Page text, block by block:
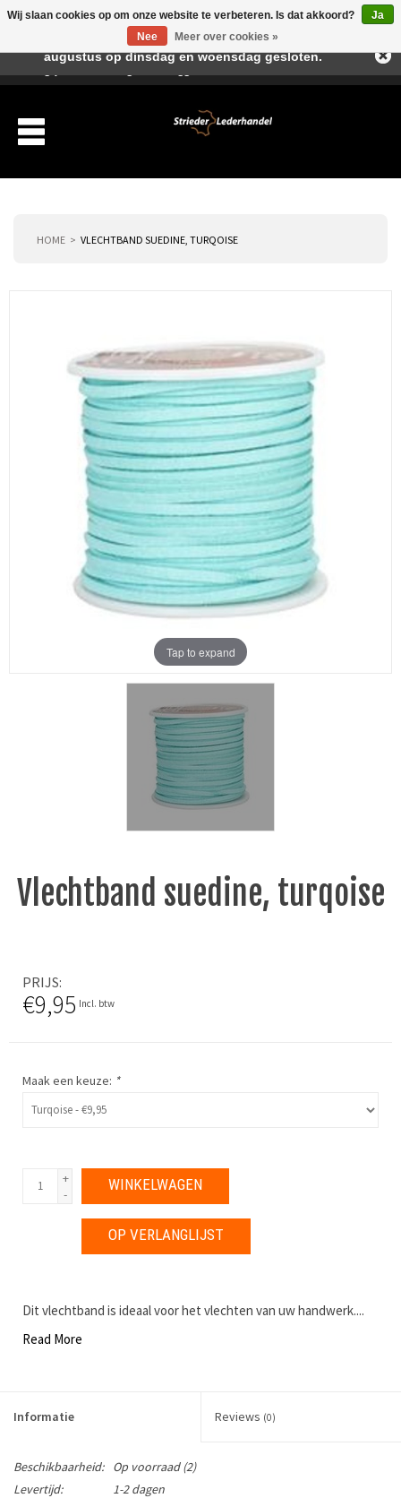
HOME VLECHTBAND SUEDINE, TURQOISE
Tap to expand
Vlechtband suedine, turqoise
PRIJS
€9,95 Incl. btw
Maak een keuze: *
+
-
WINKELWAGEN
OP VERLANGLIJST
Dit vlechtband is ideaal voor het vlechten van uw handwerk....
Read More
Informatie Reviews (0)
Beschikbaarheid: Op voorraad(2)
Levertijd:
1-2 dagen
Wij slaan cookies op om onze website te verbeteren. Is dat akkoord?
Ja
Nee
Meer over cookies »
Beste klant, I.v.m. de vakantieperiode zijn wij in juli en
augustus op dinsdag en woensdag gesloten.